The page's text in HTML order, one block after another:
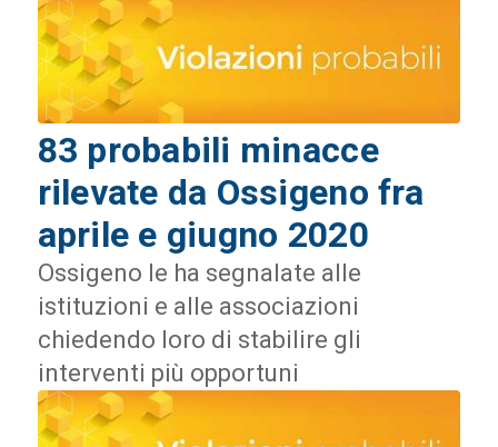
83 probabili minacce
rilevate da Ossigeno fra
aprile e giugno 2020
Ossigeno le ha segnalate alle
istituzioni e alle associazioni
chiedendo loro di stabilire gli
interventi più opportuni